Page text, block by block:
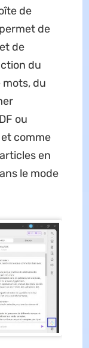
de
de
de
du
du
ou
comme
en
le mode